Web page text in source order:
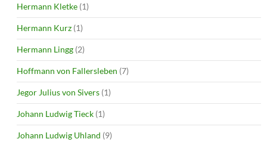
Hermann Kletke (1)
Hermann Kurz (1)
Hermann Lingg (2)
Hoffmann von Fallersleben (7)
Jegor Julius von Sivers (1)
Johann Ludwig Tieck (1)
Johann Ludwig Uhland (9)